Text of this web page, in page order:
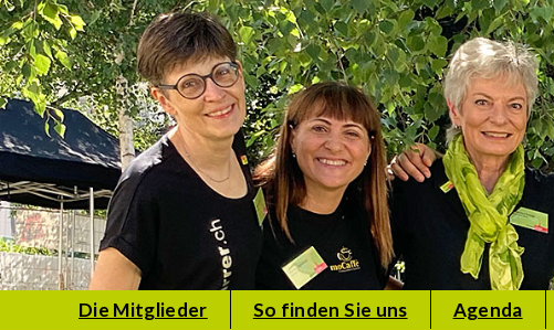
Die Mitglieder So finden Sie uns Agenda